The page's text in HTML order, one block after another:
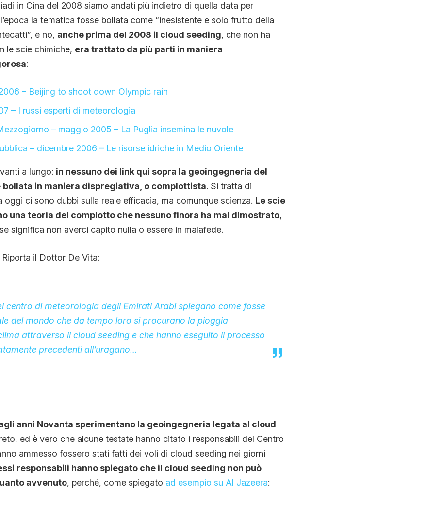
in Cina del 2008 siamo andati più indietro di quella data per
la tematica fosse bollata come “inesistente e solo frutto della
e no, anche prima del 2008 il cloud seeding, che non ha
le scie chimiche, era trattato da più parti in maniera
:
– Beijing to shoot down Olympic rain
– I russi esperti di meteorologia
– maggio 2005 – La Puglia insemina le nuvole
– dicembre 2006 – Le risorse idriche in Medio Oriente
a lungo: in nessuno dei link qui sopra la geoingegneria del
bollata in maniera dispregiativa, o complottista. Si tratta di
oggi ci sono dubbi sulla reale efficacia, ma comunque scienza. Le scie
una teoria del complotto che nessuno finora ha mai dimostrato,
significa non averci capito nulla o essere in malafede.
il Dottor De Vita:
centro di meteorologia degli Emirati Arabi spiegano come fosse
del mondo che da tempo loro si procurano la pioggia
attraverso il cloud seeding e che hanno eseguito il processo
precedenti all’uragano…
anni Novanta sperimentano la geoingegneria legata al cloud
ed è vero che alcune testate hanno citato i responsabili del Centro
ammesso fossero stati fatti dei voli di cloud seeding nei giorni
responsabili hanno spiegato che il cloud seeding non può
avvenuto, perché, come spiegato ad esempio su Al Jazeera: